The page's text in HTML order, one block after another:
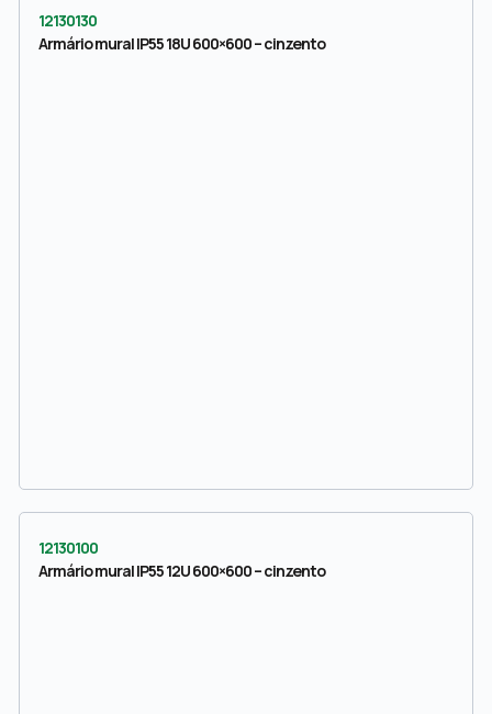
12130130
Armário mural IP55 18U 600×600 – cinzento
12130100
Armário mural IP55 12U 600×600 – cinzento